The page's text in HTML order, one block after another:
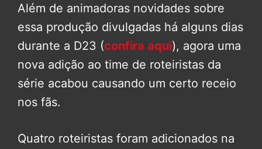
Além de animadoras novidades sobre
essa produção divulgadas há alguns dias
durante a D23 (confira aqui), agora uma
nova adição ao time de roteiristas da
série acabou causando um certo receio
nos fãs.
Quatro roteiristas foram adicionados na